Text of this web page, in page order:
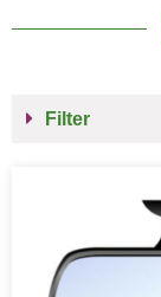
Filter